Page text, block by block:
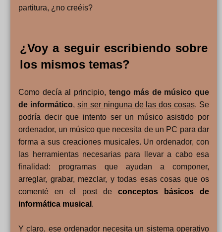
partitura, ¿no creéis?
¿Voy a seguir escribiendo sobre
los mismos temas?
Como decía al principio, tengo más de músico que
de informático, sin ser ninguna de las dos cosas. Se
podría decir que intento ser un músico asistido por
ordenador, un músico que necesita de un PC para dar
forma a sus creaciones musicales. Un ordenador, con
las herramientas necesarias para llevar a cabo esa
finalidad: programas que ayudan a componer,
arreglar, grabar, mezclar, y todas esas cosas que os
comenté en el post de conceptos básicos de
informática musical .
Y claro, ese ordenador necesita un sistema operativo